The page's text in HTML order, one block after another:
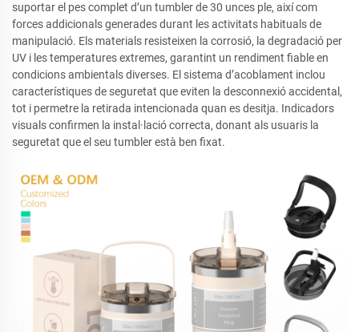
suportar el pes complet d’un tumbler de 30 unces ple, així com
forces addicionals generades durant les activitats habituals de
manipulació. Els materials resisteixen la corrosió, la degradació per
UV i les temperatures extremes, garantint un rendiment fiable en
condicions ambientals diverses. El sistema d’acoblament inclou
característiques de seguretat que eviten la desconnexió accidental,
tot i permetre la retirada intencionada quan es desitja. Indicadors
visuals confirmen la instal·lació correcta, donant als usuaris la
seguretat que el seu tumbler està ben fixat.